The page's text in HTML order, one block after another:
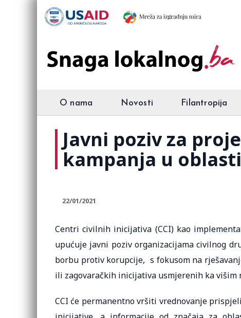
O nama Novosti Filantropija
Javni poziv za
kampanja u
22/01/2021
Centri civilnih inicijativa (CCI) kao
upućuje javni poziv organizacijama civilnog
borbu protiv korupcije, s fokusom na
ili zagovaračkih inicijativa usmjerenih ka višim
CCI će permanentno vršiti vrednovanje